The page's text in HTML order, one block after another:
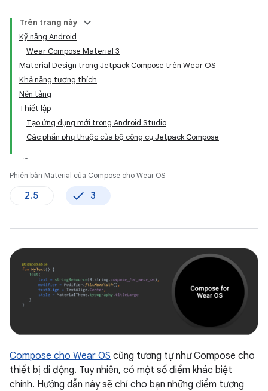
Trên trang này
Kỹ năng Android
Wear Compose Material 3
Material Design trong Jetpack Compose trên Wear OS
Khả năng tương thích
Nền tảng
Thiết lập
Tạo ứng dụng mới trong Android Studio
Các phần phụ thuộc của bộ công cụ Jetpack Compose
Phiên bản Material của Compose cho Wear OS
2.5 3
Compose cho Wear OS cũng tương tự như Compose cho
thiết bị di động. Tuy nhiên, có một số điểm khác biệt
chính. Hướng dẫn này sẽ chỉ cho bạn những điểm tương